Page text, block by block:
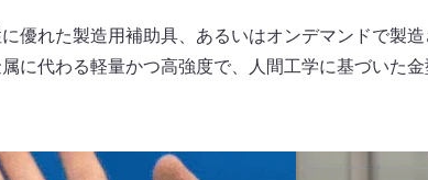
優れた製造用補助具、あるいはオンデマンドで製
に代わる軽量かつ高強度で、人間工学に基づいた